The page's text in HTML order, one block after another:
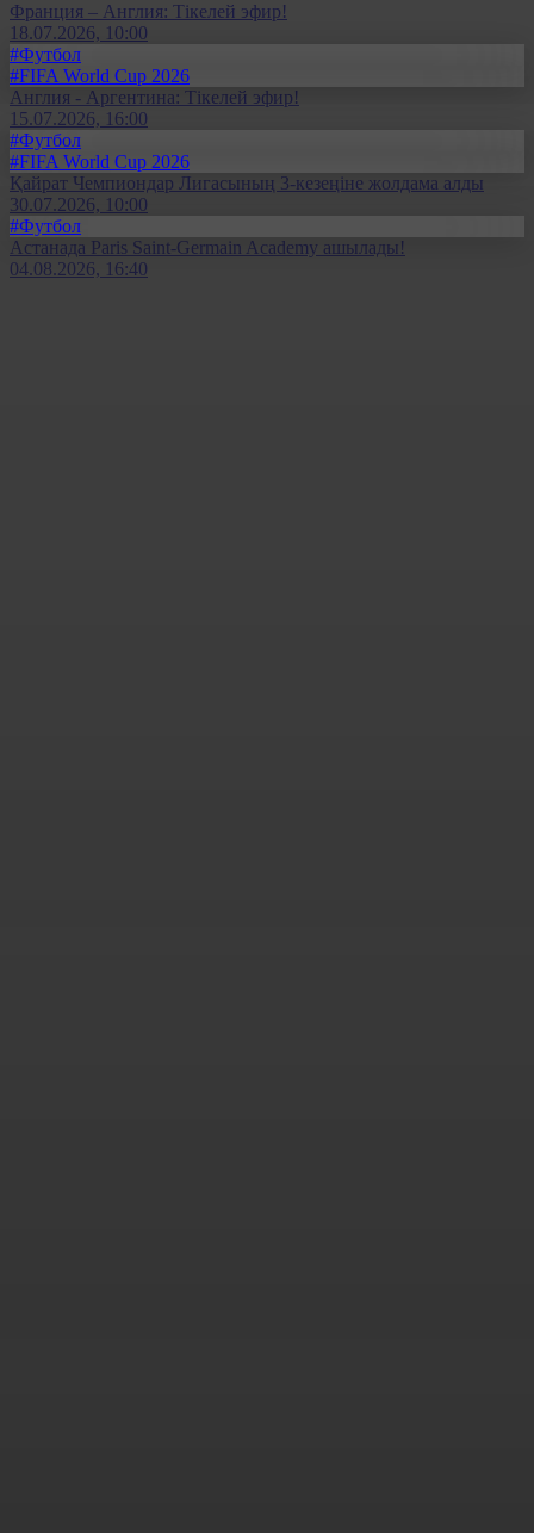
Франция – Англия: Тікелей эфир!
18.07.2026, 10:00
#Футбол
#FIFA World Cup 2026
Англия - Аргентина: Тікелей эфир!
15.07.2026, 16:00
#Футбол
#FIFA World Cup 2026
Қайрат Чемпиондар Лигасының 3-кезеңіне жолдама алды
30.07.2026, 10:00
#Футбол
Астанада Paris Saint-Germain Academy ашылады!
04.08.2026, 16:40